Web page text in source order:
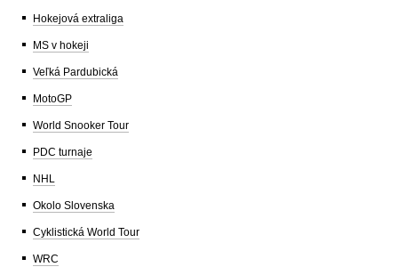
Hokejová extraliga
MS v hokeji
Veľká Pardubická
MotoGP
World Snooker Tour
PDC turnaje
NHL
Okolo Slovenska
Cyklistická World Tour
WRC